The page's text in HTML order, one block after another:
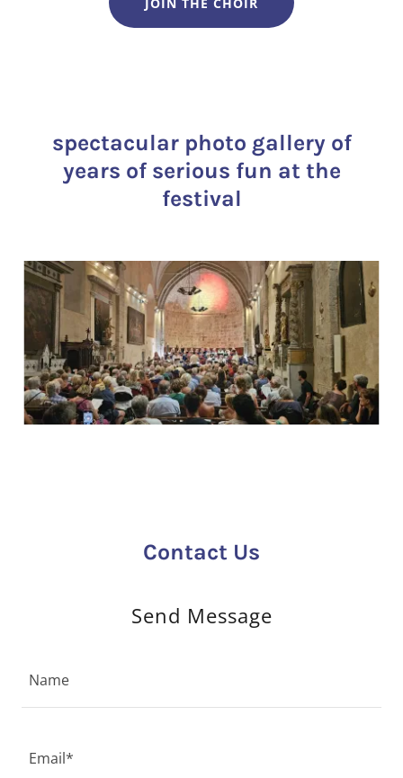
spectacular photo gallery of
years of serious fun at the
festival
Contact Us
Send Message
Name
Email*